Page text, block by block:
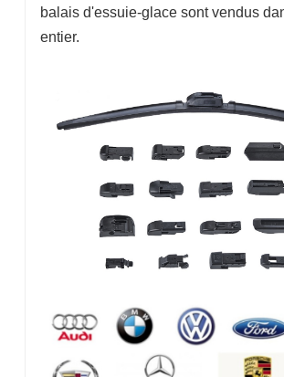
balais d'essuie-glace sont vendus
entier.